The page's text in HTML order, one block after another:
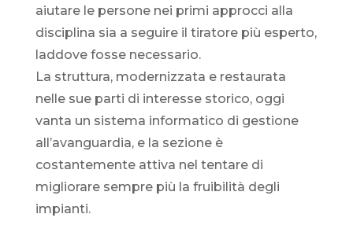
aiutare le persone nei primi approcci alla
disciplina sia a seguire il tiratore più esperto,
laddove fosse necessario.
La struttura, modernizzata e restaurata
nelle sue parti di interesse storico, oggi
vanta un sistema informatico di gestione
all’avanguardia, e la sezione è
costantemente attiva nel tentare di
migliorare sempre più la fruibilità degli
impianti.